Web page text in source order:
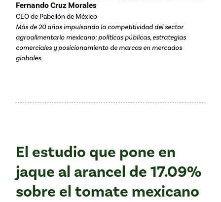
Fernando Cruz Morales
CEO de Pabellón de México
Más de 20 años impulsando la competitividad del sector
agroalimentario mexicano: políticas públicas, estrategias
comerciales y posicionamiento de marcas en mercados
globales.
El estudio que pone en
jaque al arancel de 17.09%
sobre el tomate mexicano